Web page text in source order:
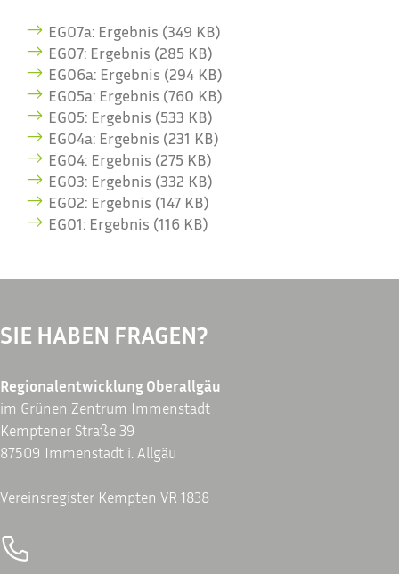
EG07a: Ergebnis (349 KB)
EG07: Ergebnis (285 KB)
EG06a: Ergebnis (294 KB)
EG05a: Ergebnis (760 KB)
EG05: Ergebnis (533 KB)
EG04a: Ergebnis (231 KB)
EG04: Ergebnis (275 KB)
EG03: Ergebnis (332 KB)
EG02: Ergebnis (147 KB)
EG01: Ergebnis (116 KB)
SIE HABEN FRAGEN?
Regionalentwicklung Oberallgäu
im Grünen Zentrum Immenstadt
Kemptener Straße 39
87509 Immenstadt i. Allgäu
Vereinsregister Kempten VR 1838